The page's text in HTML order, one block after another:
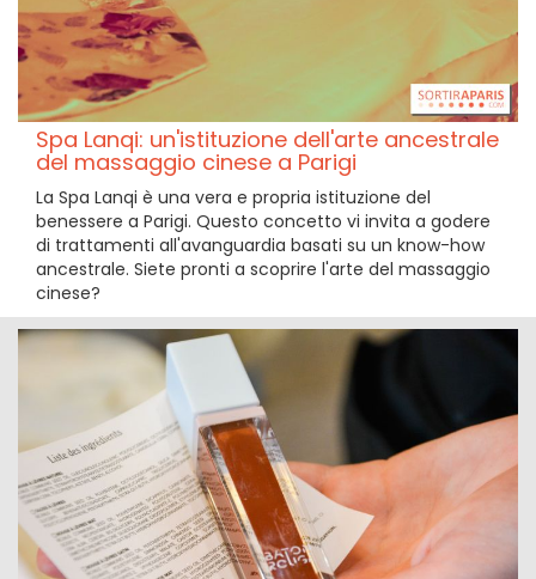
Spa Lanqi: un'istituzione dell'arte ancestrale
del massaggio cinese a Parigi
La Spa Lanqi è una vera e propria istituzione del
benessere a Parigi. Questo concetto vi invita a godere
di trattamenti all'avanguardia basati su un know-how
ancestrale. Siete pronti a scoprire l'arte del massaggio
cinese?